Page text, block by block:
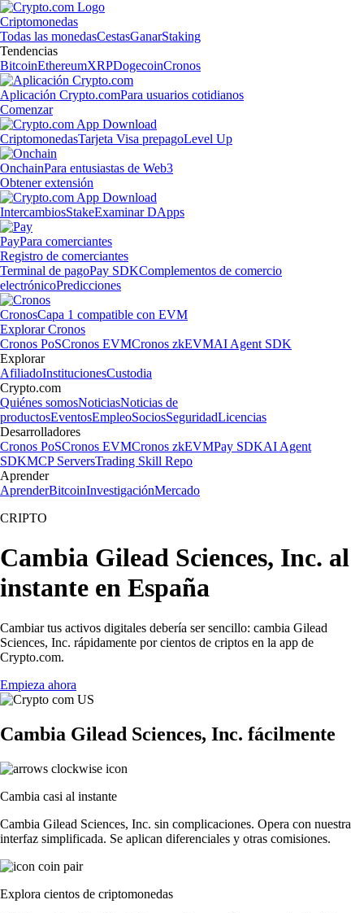
Criptomonedas
Todas las monedasCestasGanarStaking
Tendencias
BitcoinEthereumXRPDogecoinCronos
Aplicación Crypto.comPara usuarios cotidianos
Comenzar
CriptomonedasTarjeta Visa prepagoLevel Up
OnchainPara entusiastas de Web3
Obtener extensión
IntercambiosStakeExaminar DApps
PayPara comerciantes
Registro de comerciantes
Terminal de pagoPay SDKComplementos de comercio
electrónicoPredicciones
CronosCapa 1 compatible con EVM
Explorar Cronos
Cronos PoSCronos EVMCronos zkEVMAI Agent SDK
Explorar
AfiliadoInstitucionesCustodia
Crypto.com
Quiénes somosNoticiasNoticias de
productosEventosEmpleoSociosSeguridadLicencias
Desarrolladores
Cronos PoSCronos EVMCronos zkEVMPay SDKAI Agent
SDKMCP ServersTrading Skill Repo
Aprender
AprenderBitcoinInvestigaciónMercado
CRIPTO
Cambia Gilead Sciences, Inc. al
instante en España
Cambiar tus activos digitales debería ser sencillo: cambia Gilead
Sciences, Inc. rápidamente por cientos de criptos en la app de
Crypto.com.
Empieza ahora
Cambia Gilead Sciences, Inc. fácilmente
Cambia casi al instante
Cambia Gilead Sciences, Inc. sin complicaciones. Opera con nuestra
interfaz simplificada. Se aplican diferenciales y otras comisiones.
Explora cientos de criptomonedas